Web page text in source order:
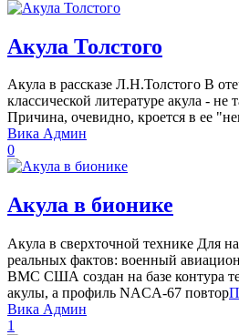
Акула Толстого
Акула в рассказе Л.Н.Толстого В
классической литературе акула - не
Причина, очевидно, кроется в ее
Вика Админ
0
Акула в бионике
Акула в сверхточной технике Для
реальных фактов: военный
ВМС США создан на базе контура
акулы, а профиль NACA-67 повтор
Вика Админ
1